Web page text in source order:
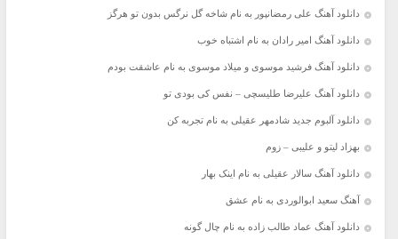
دانلود آهنگ علی رمضانپور به نام شاخه گل نرگس بدون تو هرگز
دانلود آهنگ امیر رادان به نام اشتباه خوب
دانلود آهنگ فرشید موسوی و میلاد موسوی به نام عاشقت بودم
دانلود آهنگ علیرضا طلیسچی – نفس کی بودی تو
دانلود آلبوم جدید شادمهر عقیلی به نام تجربه کن
بهزاد لیتو و علیبی – زوم
دانلود آهنگ سالار عقیلی به نام اینک بهار
آهنگ سعید ابوالوردی به نام عشق
دانلود آهنگ عماد طالب زاده به نام چال گونه